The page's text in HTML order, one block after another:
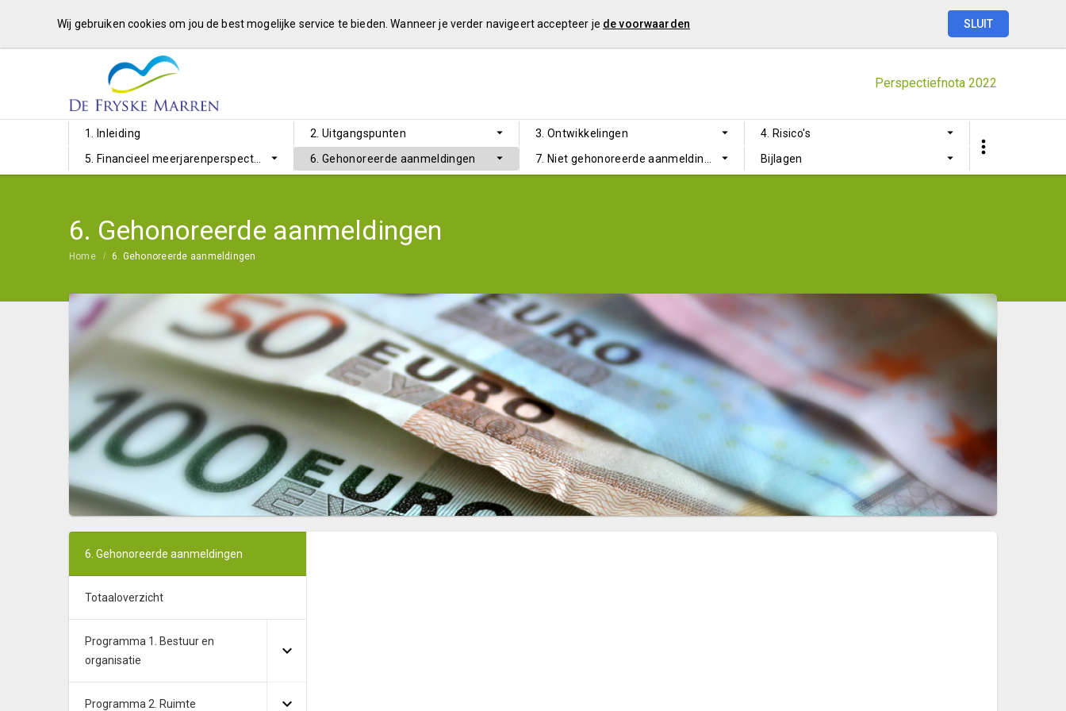
Wij gebruiken cookies om jou de best mogelijke service te bieden. Wanneer je verder navigeert accepteer je de voorwaarden SLUIT
Perspectiefnota 2022
1. Inleiding 2. Uitgangspunten 3. Ontwikkelingen
4. Risico's
5. Financieel meerjarenperspectief
6. Gehonoreerde aanmeldingen 7. Niet gehonoreerde aanmeldingen Bijlagen
6. Gehonoreerde aanmeldingen
Home 6. Gehonoreerde aanmeldingen
6. Gehonoreerde aanmeldingen
Totaaloverzicht
Programma 1. Bestuur en
organisatie
Programma 2. Ruimte